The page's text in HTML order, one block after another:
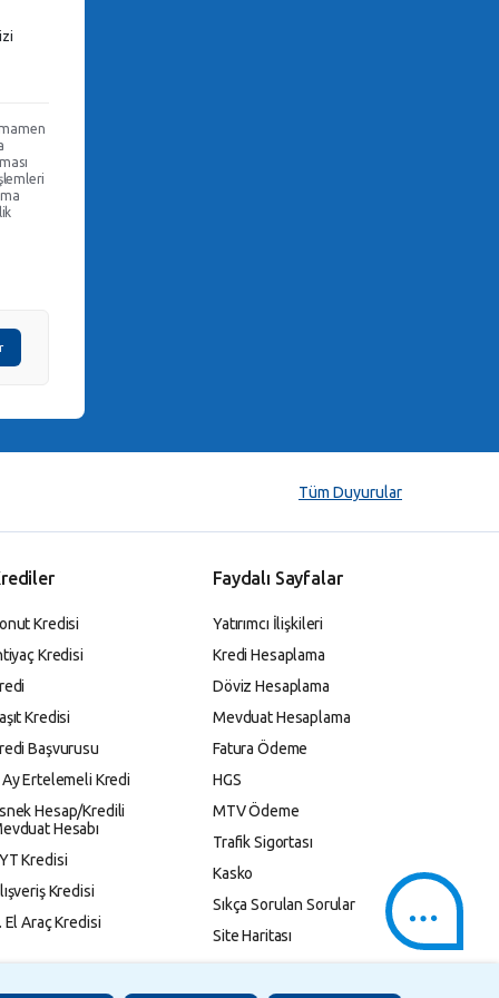
Tüm Duyurular
Kredisi
Kredisi
Kredisi
Başvurusu
Ertelemeli Kredi
Hesap/Kredili
Hesabı
Kredisi
Kredisi
El Araç Kredisi
Faydalı Sayfalar
Yatırımcı İlişkileri
Kredi Hesaplama
Döviz Hesaplama
Mevduat Hesaplama
Fatura Ödeme
HGS
MTV Ödeme
Trafik Sigortası
Kasko
Sıkça Sorulan Sorular
Site Haritası